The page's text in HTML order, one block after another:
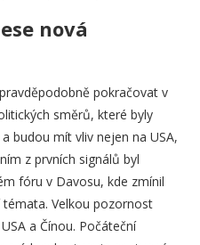
nová
pokračovat v
směrů, které byly
budou mít vliv nejen na USA,
z prvních signálů byl
fóru v Davosu, kde zmínil
Velkou pozornost
a Čínou. Počáteční